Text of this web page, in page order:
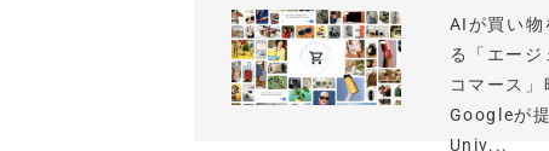
AIが買い物
る「エージ
コマース」
Googleが
Univ...